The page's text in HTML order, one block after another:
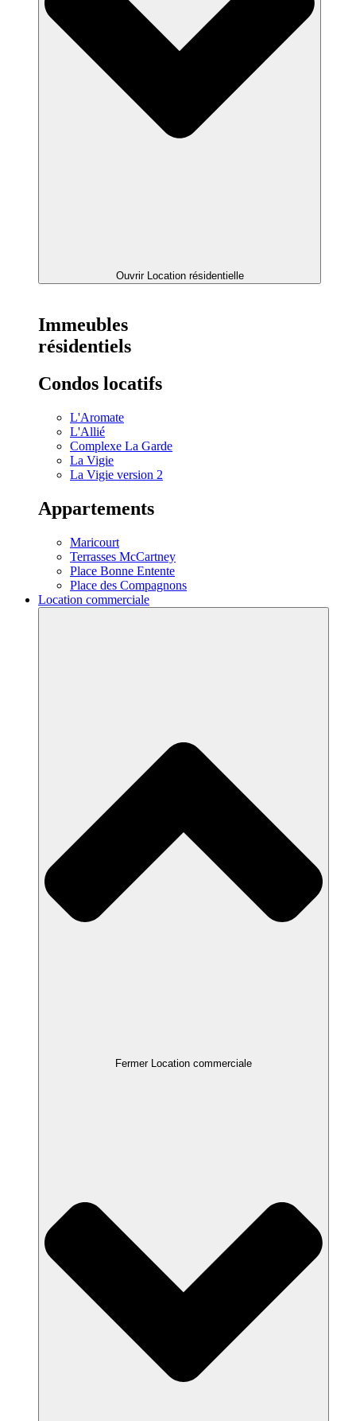
Ouvrir Location résidentielle
Immeubles
résidentiels
Condos locatifs
L'Aromate
L'Allié
Complexe La Garde
La Vigie
La Vigie version 2
Appartements
Maricourt
Terrasses McCartney
Place Bonne Entente
Place des Compagnons
Location commerciale
Fermer Location commerciale